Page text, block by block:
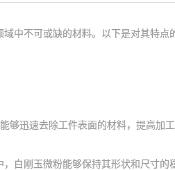
中不可或缺的材料。以下是对其特点
迅速去除工件表面的材料，提高加工
刚玉微粉能够保持其形状和尺寸的